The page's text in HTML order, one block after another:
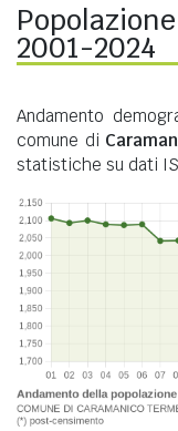
2001-2024
Andamento
comune di
statistiche su dati